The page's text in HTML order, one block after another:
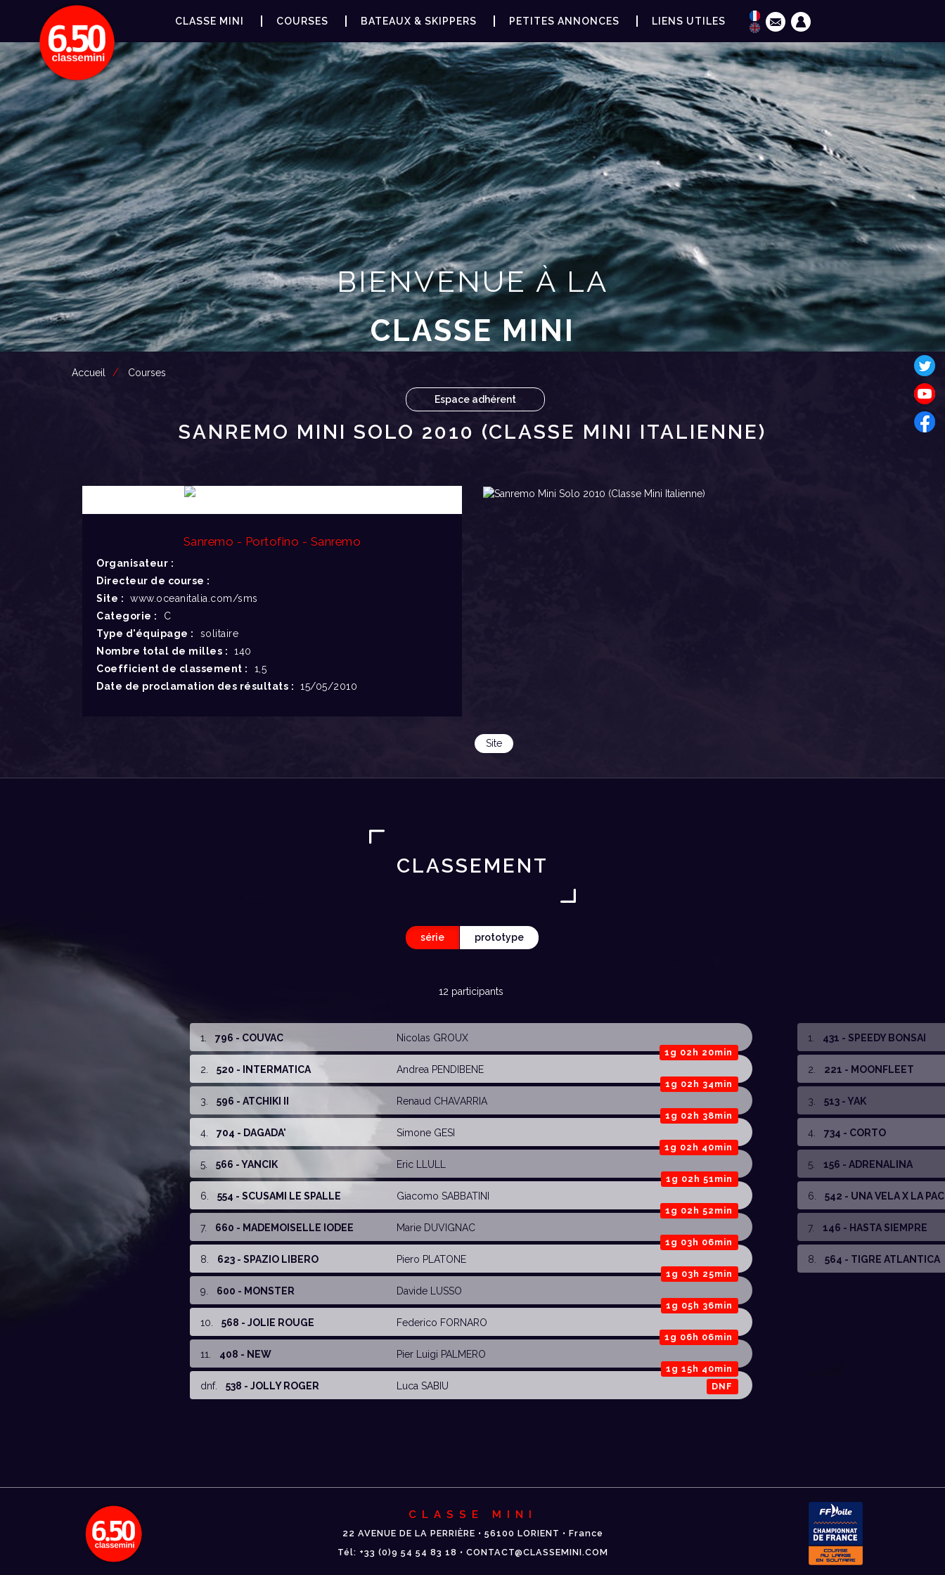
CLASSE MINI COURSES BATEAUX & SKIPPERS PETITES ANNONCES LIENS UTILES
BIENVENUE À LA
CLASSE MINI
Espace adhérent
Accueil Courses
SANREMO MINI SOLO 2010 (CLASSE MINI ITALIENNE)
Sanremo - Portofino - Sanremo
Organisateur :
Directeur de course :
Site :
www.oceanitalia.com/sms
Categorie : C
Type d'équipage : solitaire
Nombre total de milles : 140
Coefficient de classement : 1,5
Date de proclamation des résultats : 15/05/2010
Site
CLASSEMENT
série prototype
12 participants
1 796 - COUVAC Nicolas GROUX
1g 02h 20min
2 520 - INTERMATICA Andrea PENDIBENE
1g 02h 34min
3 596 - ATCHIKI II Renaud CHAVARRIA
1g 02h 38min
4 704 - DAGADA' Simone GESI
1g 02h 40min
5 566 - YANCIK Eric LLULL
1g 02h 51min
6 554 - SCUSAMI LE SPALLE Giacomo SABBATINI
1g 02h 52min
7. 660 - MADEMOISELLE IODEE Marie DUVIGNAC
1g 03h 06min
8 623 - SPAZIO LIBERO Piero PLATONE
1g 03h 25min
9 600 - MONSTER Davide LUSSO
1g 05h 36min
10 568 - JOLIE ROUGE Federico FORNARO
1g 06h 06min
11 408 - NEW Pier Luigi PALMERO
1g 15h 40min
dnf. 538 - JOLLY ROGER Luca SABIU DNF
1 431 - SPEEDY BONSAI
2 221 - MOONFLEET
3 513 - YAK
4 734 - CORTO
5 156 - ADRENALINA
6 542 - UNA VELA X LA
7. 146 - HASTA SIEMPRE
8 564 - TIGRE ATLANTICA
CLASSE MINI
22 AVENUE DE LA PERRIÈRE • 56100 LORIENT • France
Tél: +33 (0)9 54 54 83 18 • CONTACT@CLASSEMINI.COM